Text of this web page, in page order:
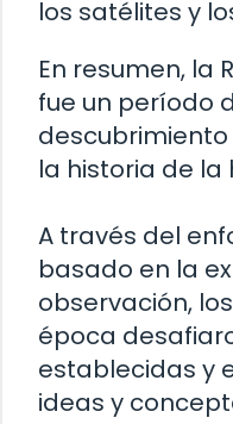
los satélites y
En resumen, la
fue un período
la historia de la
A través del
basado en la
observación,
época
establecidas y
ideas y